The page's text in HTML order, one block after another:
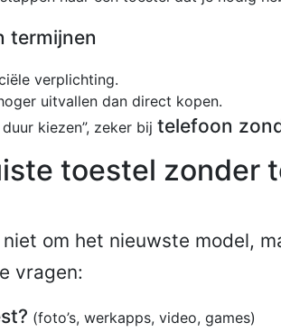
termijnen
verplichting.
uitvallen dan direct kopen.
kiezen”, zeker bij telefoon
toestel zonder
om het nieuwste model,
vragen:
(foto’s, werkapps, video, games)